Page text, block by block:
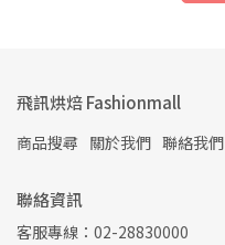
飛訊烘焙 Fashionmall
商品搜尋 關於我們 聯絡我們
聯絡資訊
客服專線：02-28830000